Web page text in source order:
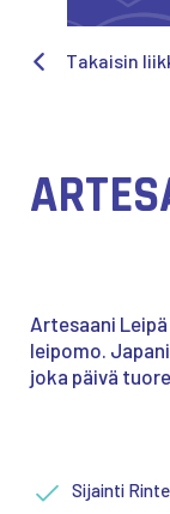
Takaisin
Artesaani
leipomo.
joka päivä
Sijainti